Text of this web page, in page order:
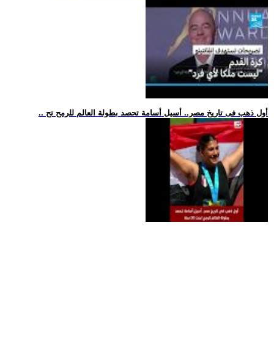
.. أول ذهب فى تاريخ مصر.. أسيل أسامة تحصد بطولة العالم للرمح تح